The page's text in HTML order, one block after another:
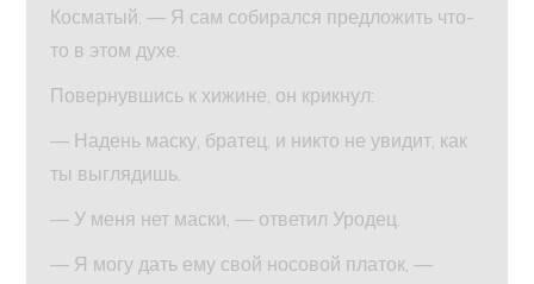
Косматый. — Я сам собирался предложить что-
то в этом духе.
Повернувшись к хижине, он крикнул:
— Надень маску, братец, и никто не увидит, как
ты выглядишь.
— У меня нет маски, — ответил Уродец.
— Я могу дать ему свой носовой платок, —